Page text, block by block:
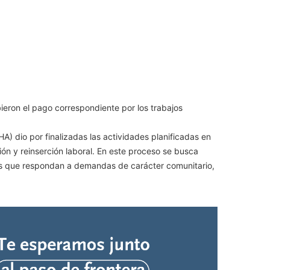
el pago correspondiente por los trabajos
dio por finalizadas las actividades planificadas en
y reinserción laboral. En este proceso se busca
respondan a demandas de carácter comunitario,